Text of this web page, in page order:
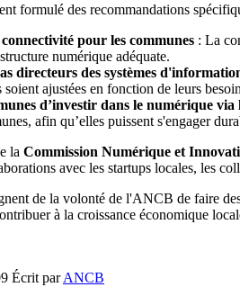
formulé des recommandations
pour les communes : La
numérique adéquate.
directeurs des systèmes
soient ajustées en fonction de leurs
d’investir dans le numérique via
afin qu’elles puissent s'engager
la Commission Numérique et
avec les startups locales, les
de la volonté de l'ANCB de faire
à la croissance économique
Écrit parANCB